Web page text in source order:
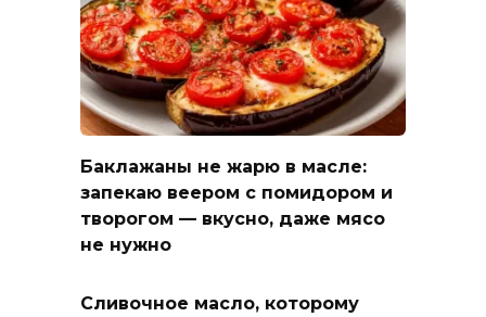
Баклажаны не жарю в масле:
запекаю веером с помидором и
творогом — вкусно, даже мясо
не нужно
Сливочное масло, которому